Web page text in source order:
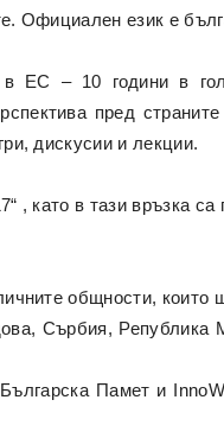
Официален език е
ЕС – 10 години в
пред
дискусии и лекции.
, като в тази връзка
общности, които
Сърбия,
Памет и